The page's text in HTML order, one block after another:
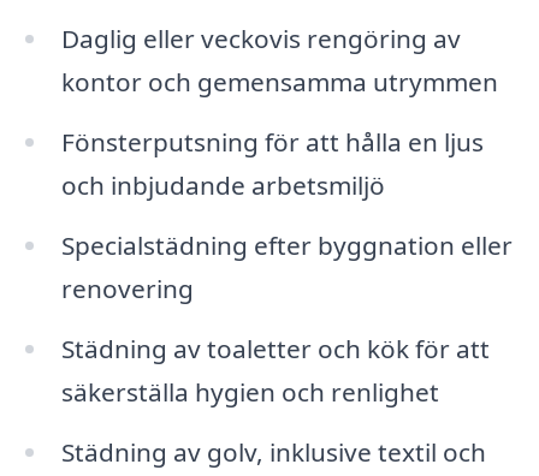
Daglig eller veckovis rengöring av
kontor och gemensamma utrymmen
Fönsterputsning för att hålla en ljus
och inbjudande arbetsmiljö
Specialstädning efter byggnation eller
renovering
Städning av toaletter och kök för att
säkerställa hygien och renlighet
Städning av golv, inklusive textil och